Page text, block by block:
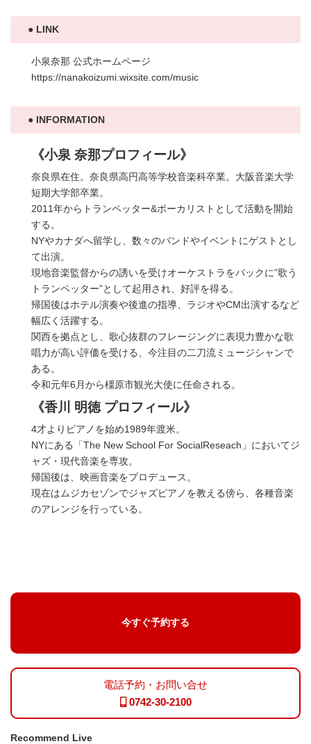
LINK
小泉奈那 公式ホームページ
https://nanakoizumi.wixsite.com/music
INFORMATION
《小泉 奈那プロフィール》
奈良県在住。奈良県高円高等学校音楽科卒業。大阪音楽大学
短期大学部卒業。
2011年からトランペッター&ボーカリストとして活動を開始
する。
NYやカナダへ留学し、数々のバンドやイベントにゲストとし
て出演。
現地音楽監督からの誘いを受けオーケストラをバックに”歌う
トランペッター”として起用され、好評を得る。
帰国後はホテル演奏や後進の指導、ラジオやCM出演するなど
幅広く活躍する。
関西を拠点とし、歌心抜群のフレージングに表現力豊かな歌
唱力が高い評価を受ける、今注目の二刀流ミュージシャンで
ある。
令和元年6月から橿原市観光大使に任命される。
《香川 明徳 プロフィール》
4才よりピアノを始め1989年渡米。
NYにある「The New School For SocialReseach」においてジ
ャズ・現代音楽を専攻。
帰国後は、映画音楽をプロデュース。
現在はムジカセゾンでジャズピアノを教える傍ら、各種音楽
のアレンジを行っている。
今すぐ予約する
電話予約・お問い合せ
0742-30-2100
Recommend Live